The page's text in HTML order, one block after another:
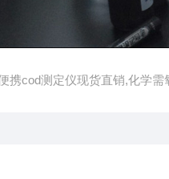
携cod测定仪现货直销,化学